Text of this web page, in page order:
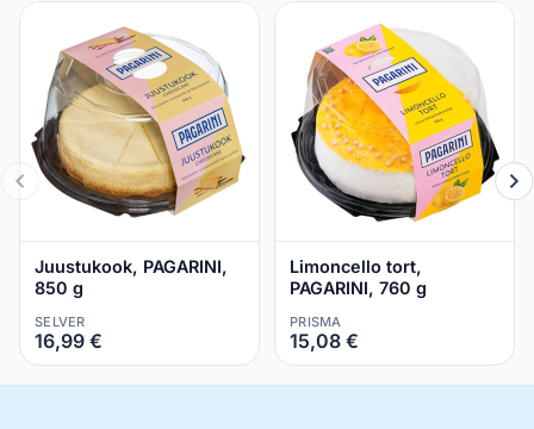
Juustukook, PAGARINI,
850 g
SELVER
16,99 €
Limoncello tort,
PAGARINI, 760 g
PRISMA
15,08 €